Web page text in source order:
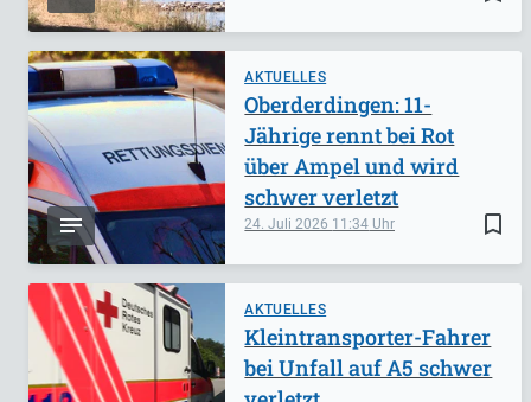
AKTUELLES
bookmark_border
24. Juli 2026 11:34
Oberderdingen: 11-
Jährige rennt bei Rot
über Ampel und wird
schwer verletzt
AKTUELLES
Kleintransporter-Fahrer
bei Unfall auf A5 schwer